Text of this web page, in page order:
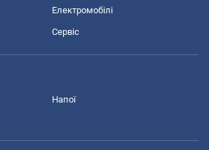
Електромобілі
Сервіс
Напої